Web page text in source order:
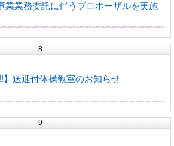
業業務委託に伴うプロポーザルを実施
8
】送迎付体操教室のお知らせ
9